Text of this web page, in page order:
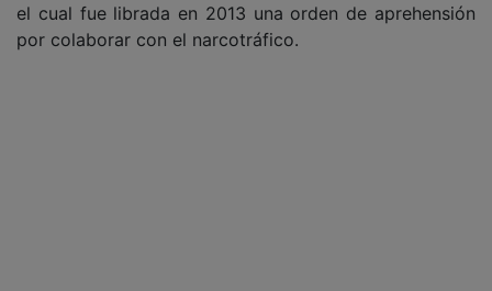
el cual fue librada en 2013 una orden de aprehensión
por colaborar con el narcotráfico.